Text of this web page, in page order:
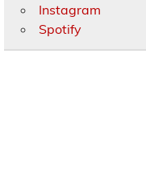
Instagram
Spotify